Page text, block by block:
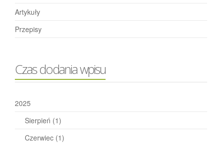
Artykuły
Przepisy
Czas dodania wpisu
2025
Sierpień (1)
Czerwiec (1)